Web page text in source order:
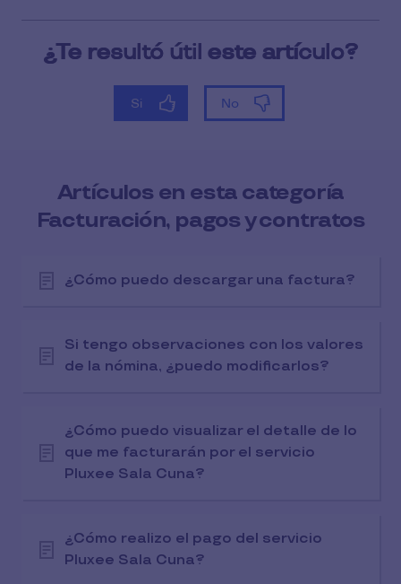
Artículos en esta categoría
Facturación, pagos y contratos
¿Cómo puedo descargar una factura?
Si tengo observaciones con los valores
de la nómina, ¿puedo modificarlos?
¿Cómo puedo visualizar el detalle de lo
que me facturarán por el servicio
Pluxee Sala Cuna?
¿Cómo realizo el pago del servicio
Pluxee Sala Cuna?